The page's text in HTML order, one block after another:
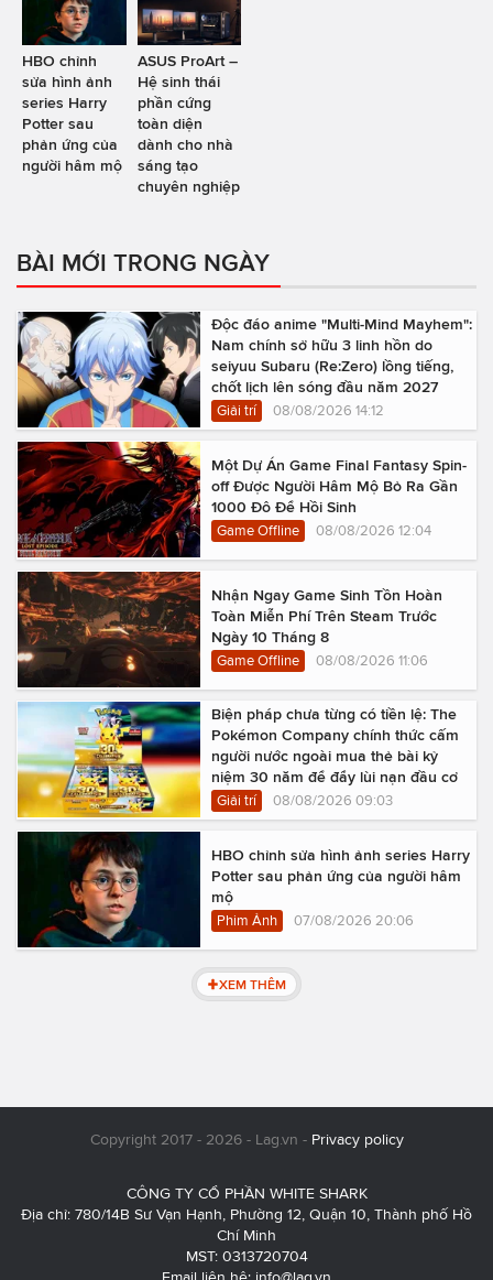
HBO chỉnh
sửa hình ảnh
series Harry
Potter sau
phản ứng của
người hâm mộ
ASUS ProArt –
Hệ sinh thái
phần cứng
toàn diện
dành cho nhà
sáng tạo
chuyên nghiệp
BÀI MỚI TRONG NGÀY
Độc đáo anime "Multi-Mind Mayhem":
Nam chính sở hữu 3 linh hồn do
seiyuu Subaru (Re:Zero) lồng tiếng,
chốt lịch lên sóng đầu năm 2027
Giải trí 08/08/2026 14:12
Một Dự Án Game Final Fantasy Spin-
off Được Người Hâm Mộ Bỏ Ra Gần
1000 Đô Để Hồi Sinh
Game Offline 08/08/2026 12:04
Nhận Ngay Game Sinh Tồn Hoàn
Toàn Miễn Phí Trên Steam Trước
Ngày 10 Tháng 8
Game Offline 08/08/2026 11:06
Biện pháp chưa từng có tiền lệ: The
Pokémon Company chính thức cấm
người nước ngoài mua thẻ bài kỷ
niệm 30 năm để đẩy lùi nạn đầu cơ
Giải trí 08/08/2026 09:03
HBO chỉnh sửa hình ảnh series Harry
Potter sau phản ứng của người hâm
mộ
Phim Ảnh 07/08/2026 20:06
XEM THÊM
Copyright 2017 - 2026 - Lag.vn - Privacy policy
CÔNG TY CỔ PHẦN WHITE SHARK
Địa chỉ: 780/14B Sư Vạn Hạnh, Phường 12, Quận 10, Thành phố Hồ
Chí Minh
MST: 0313720704